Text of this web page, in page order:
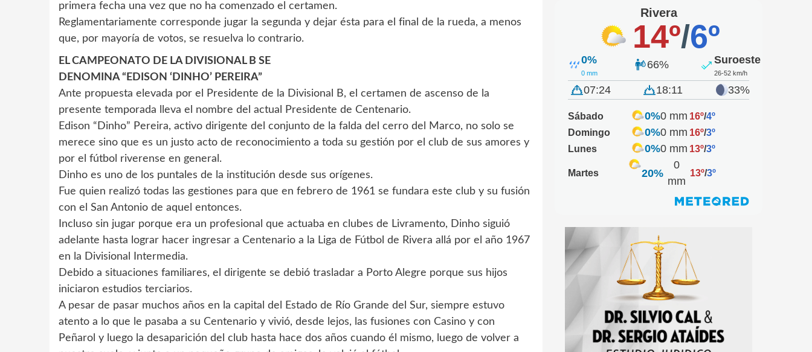
primera fecha una vez que no ha comenzado el certamen.
Reglamentariamente corresponde jugar la segunda y dejar ésta para el final de la rueda, a menos
que, por mayoría de votos, se resuelva lo contrario.
EL CAMPEONATO DE LA DIVISIONAL B SE
DENOMINA “EDISON ‘DINHO’ PEREIRA”
Ante propuesta elevada por el Presidente de la Divisional B, el certamen de ascenso de la
presente temporada lleva el nombre del actual Presidente de Centenario.
Edison “Dinho” Pereira, activo dirigente del conjunto de la falda del cerro del Marco, no solo se
merece sino que es un justo acto de reconocimiento a toda su gestión por el club de sus amores y
por el fútbol riverense en general.
Dinho es uno de los puntales de la institución desde sus orígenes.
Fue quien realizó todas las gestiones para que en febrero de 1961 se fundara este club y su fusión
con el San Antonio de aquel entonces.
Incluso sin jugar porque era un profesional que actuaba en clubes de Livramento, Dinho siguió
adelante hasta lograr hacer ingresar a Centenario a la Liga de Fútbol de Rivera allá por el año 1967
en la Divisional Intermedia.
Debido a situaciones familiares, el dirigente se debió trasladar a Porto Alegre porque sus hijos
iniciaron estudios terciarios.
A pesar de pasar muchos años en la capital del Estado de Río Grande del Sur, siempre estuvo
atento a lo que le pasaba a su Centenario y vivió, desde lejos, las fusiones con Casino y con
Peñarol y luego la desaparición del club hasta hace dos años cuando él mismo, luego de volver a
Rivera
14º/6º
0%
0 mm
66% Suroeste
26-52 km/h
07:24 18:11 33%
Sábado 0%0 mm 16º/4º
Domingo
0%0 mm 16º/3º
Lunes
0%0 mm 13º/3º
Martes 20%
0
mm
13º/3º